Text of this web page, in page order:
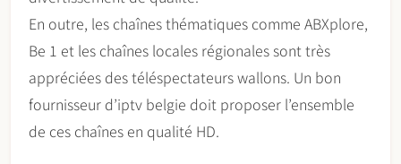
En outre, les chaînes thématiques comme ABXplore,
Be 1 et les chaînes locales régionales sont très
appréciées des téléspectateurs wallons. Un bon
fournisseur d’iptv belgie doit proposer l’ensemble
de ces chaînes en qualité HD.